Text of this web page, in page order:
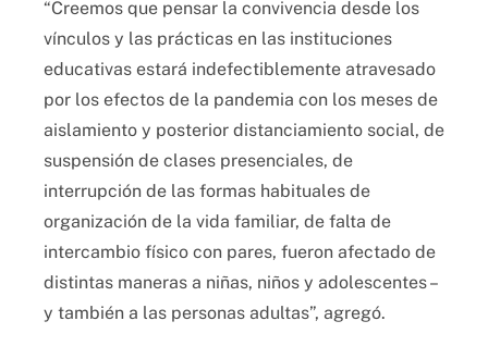
“Creemos que pensar la convivencia desde los
vínculos y las prácticas en las instituciones
educativas estará indefectiblemente atravesado
por los efectos de la pandemia con los meses de
aislamiento y posterior distanciamiento social, de
suspensión de clases presenciales, de
interrupción de las formas habituales de
organización de la vida familiar, de falta de
intercambio físico con pares, fueron afectado de
distintas maneras a niñas, niños y adolescentes –
y también a las personas adultas”, agregó.